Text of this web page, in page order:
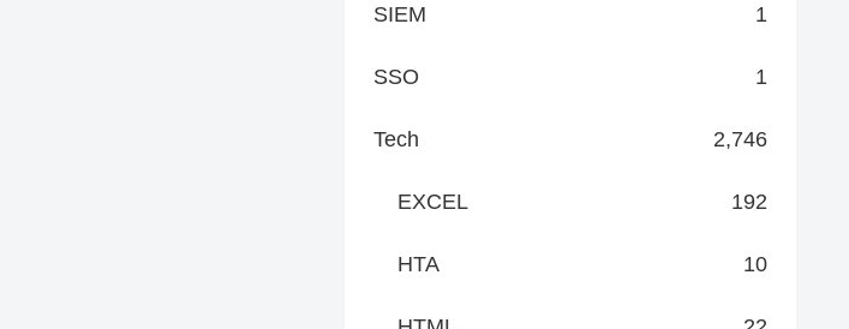
SIEM 1
SSO 1
Tech 2,746
EXCEL 192
HTA 10